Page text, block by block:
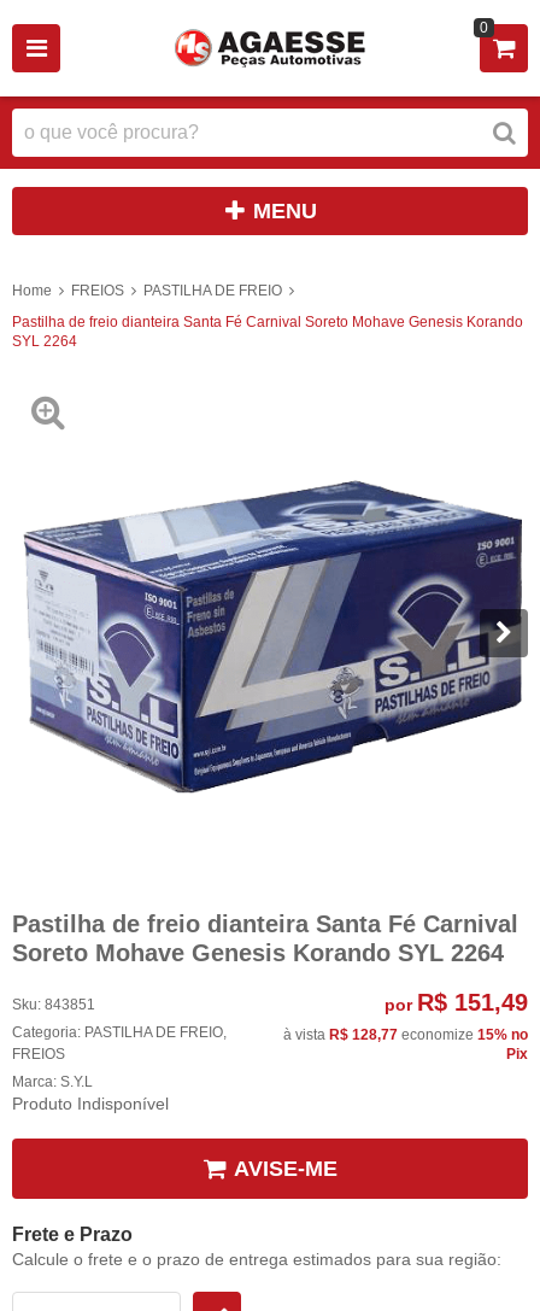
0
MENU
Home FREIOS
PASTILHA DE FREIO
Pastilha de freio dianteira Santa Fé Carnival Soreto Mohave Genesis Korando
SYL 2264
Pastilha de freio dianteira Santa Fé Carnival
Soreto Mohave Genesis Korando SYL 2264
Sku: 843851
Categoria: PASTILHA DE FREIO,
FREIOS
Marca: S.Y.L
Produto Indisponível
por R$ 151,49
à vista R$ 128,77 economize 15% no
Pix
AVISE-ME
Frete e Prazo
Calcule o frete e o prazo de entrega estimados para sua região: